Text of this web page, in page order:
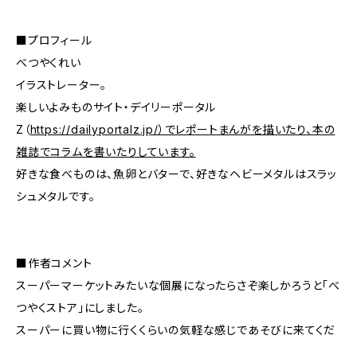
■プロフィール
べつやくれい
イラストレーター。
楽しいよみものサイト・デイリーポータル
Z（https://dailyportalz.jp/）でレポートまんがを描いたり、本の
雑誌でコラムを書いたりしています。
好きな食べものは、魚卵とバターで、好きなヘビーメタルはスラッ
シュメタルです。
■作者コメント
スーパーマーケットみたいな個展になったらさぞ楽しかろうと「べ
つやくストア」にしました。
スーパーに買い物に行くくらいの気軽な感じであそびに来てくだ